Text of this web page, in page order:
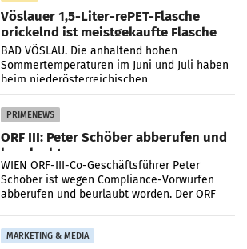
Vöslauer 1,5-Liter-rePET-Flasche
prickelnd ist meistgekaufte Flasche
Österreichs
BAD VÖSLAU. Die anhaltend hohen
Sommertemperaturen im Juni und Juli haben
beim niederösterreichischen
Getränkehersteller Vöslauer zu deutlichen
Absatzzuwächsen geführt. Während
PRIMENEWS
ORF III: Peter Schöber abberufen und
beurlaubt
WIEN ORF-III-Co-Geschäftsführer Peter
Schöber ist wegen Compliance-Vorwürfen
abberufen und beurlaubt worden. Der ORF
MARKETING & MEDIA